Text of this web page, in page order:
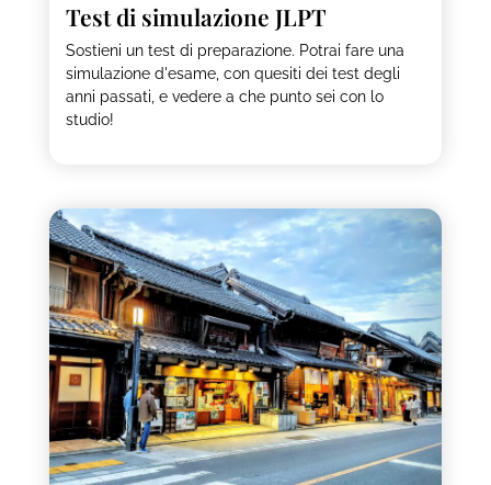
Test di simulazione JLPT
Sostieni un test di preparazione. Potrai fare una
simulazione d'esame, con quesiti dei test degli
anni passati, e vedere a che punto sei con lo
studio!